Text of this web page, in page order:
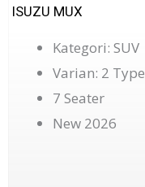
ISUZU MUX
Kategori: SUV
Varian: 2 Type
7 Seater
New 2026